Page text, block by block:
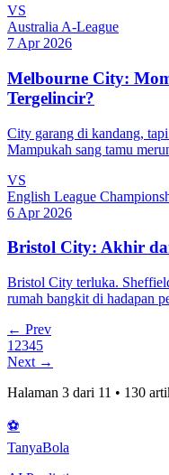
VS
Australia A-League
7 Apr 2026
Melbourne City:
Tergelincir?
City garang di kandang,
Mampukah sang tamu
VS
English League
6 Apr 2026
Bristol City: Akhir
Bristol City terluka.
rumah bangkit di hadapan
← Prev
1 2345
Next →
Halaman 3 dari 11 • 130
⚽
TanyaBola